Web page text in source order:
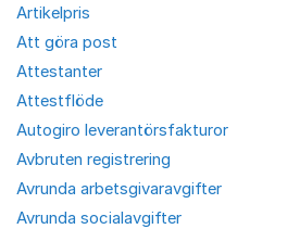
Artikelpris
Att göra post
Attestanter
Attestflöde
Autogiro leverantörsfakturor
Avbruten registrering
Avrunda arbetsgivaravgifter
Avrunda socialavgifter